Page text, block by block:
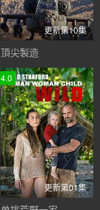
更新第10集
頂尖製造
4.0
更新第01集